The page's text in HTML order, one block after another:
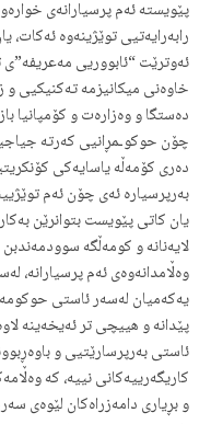
پێویستە ئەم پرسیارانەی
رابەرایەتیی توێژینەوە ئەکات،
ئەوترێت “ئابووریی مەعریفە”ی
خاوەنی میکانیزمە تەکنیکیی و
دەستگا و وەزارەت و کۆمپانیا
چۆن حوکوـمڕانیی کەرتە
دەری کۆمەڵە یاسایەکی
بەرپرسیارە ئەی چۆن ئەم
یان کاتی پێویست بتوانرێن
لایەنانە و کومەڵگە سوودمەندبن
وەڵامدانەوەی ئەم پرسیارانە،
یەکەمیان لەسەر ئاستی
پێدانە و هییچی تر ئەیخەینە
ئاستی بەرپرسارێتیی و
کاریگەرییەکانی نییە، کە
و بڕیاری دامەزراەکان لێوەی